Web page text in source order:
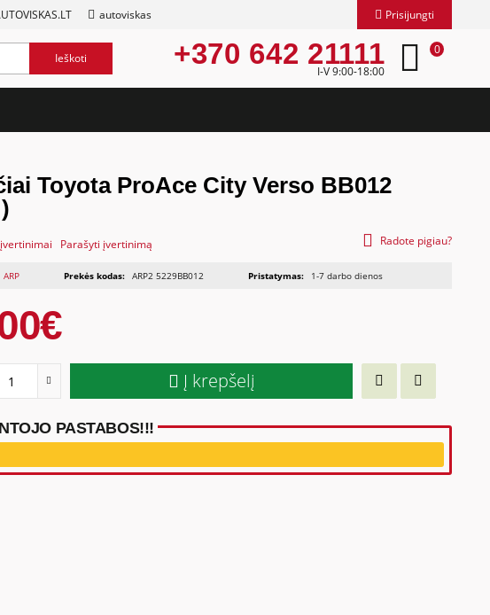
autoviskas Prisijungti
Ieškoti +370 642 21111
I-V 9:00-18:00
0
Toyota ProAce City Verso BB012
Parašyti įvertinimą Radote pigiau?
ARP Prekės kodas: ARP2 5229BB012 Pristatymas: 1-7 darbo dienos
Į krepšelį
PASTABOS!!!